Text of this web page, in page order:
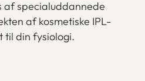
af specialuddannede
af kosmetiske IPL-
til din fysiologi.